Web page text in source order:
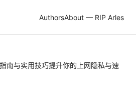
AuthorsAbout — RIP Arles
南与实用技巧提升你的上网隐私与速